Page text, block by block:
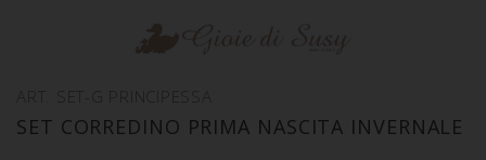
SET CORREDINO PRIMA NASCITA INVERNALE